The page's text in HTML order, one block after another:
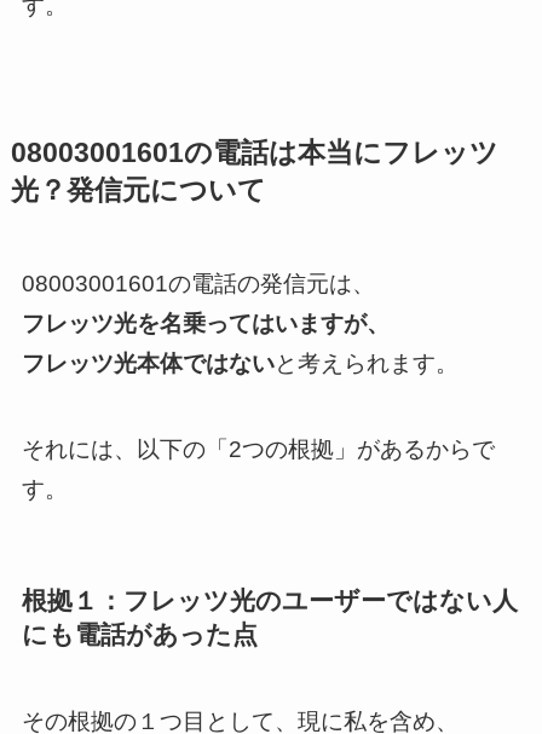
す。
08003001601の電話は本当にフレッツ
光？発信元について
08003001601の電話の発信元は、
フレッツ光を名乗ってはいますが、
フレッツ光本体ではないと考えられます。
それには、以下の「2つの根拠」があるからで
す。
根拠１：フレッツ光のユーザーではない人
にも電話があった点
その根拠の１つ目として、現に私を含め、